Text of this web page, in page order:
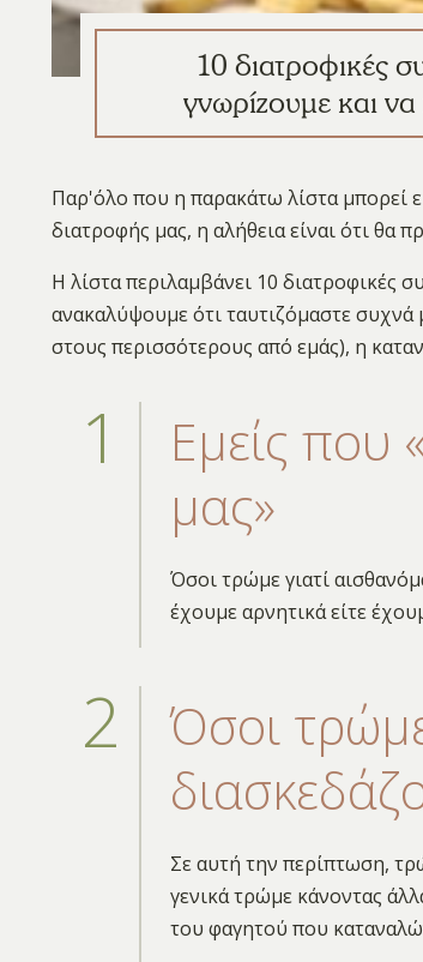
10 διατροφικές
γνωρίζουμε και
Παρ'όλο που η παρακάτω λίστα μπορεί
διατροφής μας, η αλήθεια είναι ότι θα
Η λίστα περιλαμβάνει 10 διατροφικές
ανακαλύψουμε ότι ταυτιζόμαστε συχνά
στους περισσότερους από εμάς), η
Εμείς που
μας»
Όσοι τρώμε γιατί
έχουμε αρνητικά είτε
Όσοι
Σε αυτή την περίπτωση,
γενικά τρώμε κάνοντας
του φαγητού που